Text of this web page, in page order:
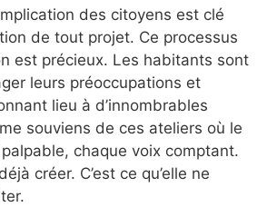
des citoyens est clé
de tout projet. Ce processus
est précieux. Les habitants sont
leurs préoccupations et
lieu à d’innombrables
souviens de ces ateliers où le
chaque voix comptant.
créer. C’est ce qu’elle ne